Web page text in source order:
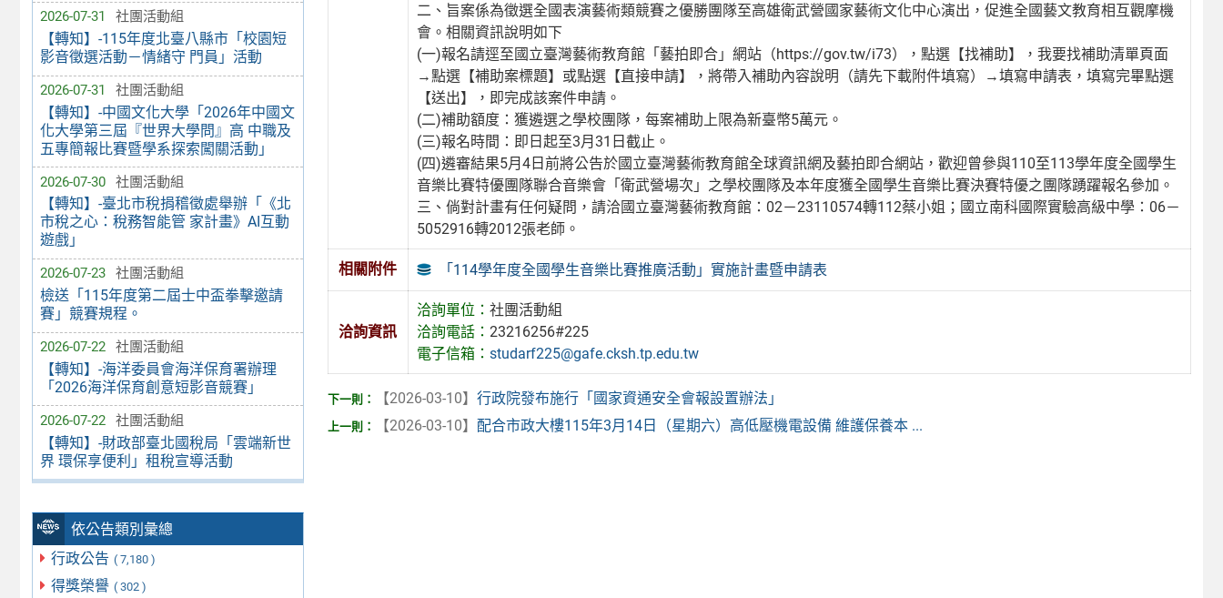
2026-07-31 社團活動組
【轉知】-115年度北臺八縣市「校園短
影音徵選活動－情緒守 門員」活動
2026-07-31 社團活動組
【轉知】-中國文化大學「2026年中國文
化大學第三屆『世界大學問』高 中職及
五專簡報比賽暨學系探索闖關活動」
2026-07-30 社團活動組
【轉知】-臺北市稅捐稽徵處舉辦「《北
市稅之心：稅務智能管 家計畫》AI互動
遊戲」
2026-07-23 社團活動組
檢送「115年度第二屆士中盃拳擊邀請
賽」競賽規程。
2026-07-22 社團活動組
【轉知】-海洋委員會海洋保育署辦理
「2026海洋保育創意短影音競賽」
2026-07-22 社團活動組
【轉知】-財政部臺北國稅局「雲端新世
界 環保享便利」租稅宣導活動
依公告類別彙總
行政公告 ( 7,180 )
得獎榮譽 ( 302 )
二、旨案係為徵選全國表演藝術類競賽之優勝團隊至高雄衛武營國家藝術文化中心演出，促進全國藝文教育相互觀摩機
會。相關資訊說明如下
(一)報名請逕至國立臺灣藝術教育館「藝拍即合」網站（https://gov.tw/i73），點選【找補助】，我要找補助清單頁面
→點選【補助案標題】或點選【直接申請】，將帶入補助內容說明（請先下載附件填寫）→填寫申請表，填寫完畢點選
【送出】，即完成該案件申請。
(二)補助額度：獲遴選之學校團隊，每案補助上限為新臺幣5萬元。
(三)報名時間：即日起至3月31日截止。
(四)遴審結果5月4日前將公告於國立臺灣藝術教育館全球資訊網及藝拍即合網站，歡迎曾參與110至113學年度全國學生
音樂比賽特優團隊聯合音樂會「衛武營場次」之學校團隊及本年度獲全國學生音樂比賽決賽特優之團隊踴躍報名參加。
三、倘對計畫有任何疑問，請洽國立臺灣藝術教育館：02－23110574轉112蔡小姐；國立南科國際實驗高級中學：06－
5052916轉2012張老師。
相關附件 「114學年度全國學生音樂比賽推廣活動」實施計畫暨申請表
洽詢資訊
洽詢單位：社團活動組
洽詢電話：23216256#225
電子信箱：studarf225@gafe.cksh.tp.edu.tw
【2026-03-10】 行政院發布施行「國家資通安全會報設置辦法」
【2026-03-10】 配合市政大樓115年3月14日（星期六）高低壓機電設備 維護保養本 ...